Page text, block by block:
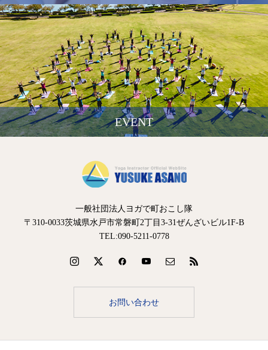
EVENT
一般社団法人ヨガで町おこし隊
〒310-0033茨城県水戸市常磐町2丁目3-31ぜんざいビル1F-B
TEL:090-5211-0778
お問い合わせ